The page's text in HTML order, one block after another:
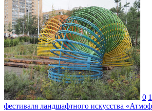
0
фестиваля ландшафтного искусства